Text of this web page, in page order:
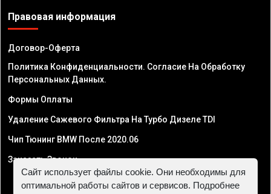
Правовая информация
Договор-Оферта
Политика Конфиденциальности. Согласие На Обработку
Персональных Данных.
Формы Оплаты
Удаление Сажевого Фильтра На Турбо Дизеле TDI
Чип Тюнинг BMW После 2020.06
Заказать Звонок
Сайт использует файлы cookie. Они необходимы для
оптимальной работы сайтов и сервисов. Подробнее